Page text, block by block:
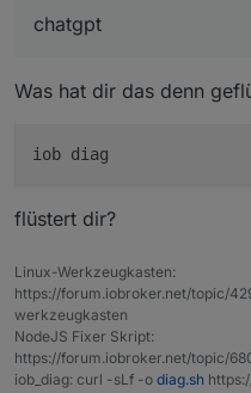
chatgpt
Was hat dir das denn
flüstert dir?
Linux-Werkzeugkasten:
https://forum.iobroker.net/topic/
werkzeugkasten
NodeJS Fixer Skript:
https://forum.iobroker.net/topic/
iob_diag: curl -sLf -o diag.sh